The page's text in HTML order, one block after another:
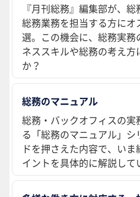
『月刊総務』編集部が、
総務業務を担当する方に
選。この機会に、総務実
ネススキルや総務の考え
か？
総務のマニュアル
総務・バックオフィスの
る「総務のマニュアル」
ドを押さえた内容で、い
イントを具体的に解説して